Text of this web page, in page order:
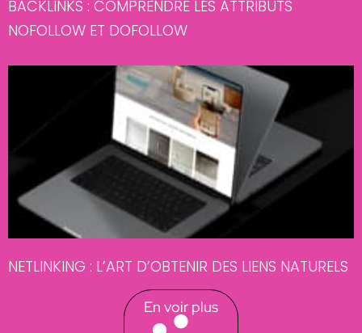
BACKLINKS : COMPRENDRE LES ATTRIBUTS
NOFOLLOW ET DOFOLLOW
NETLINKING : L’ART D’OBTENIR DES LIENS NATURELS
En voir plus